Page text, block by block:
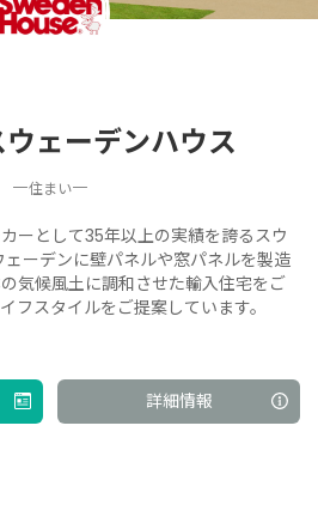
ェーデンハウス
―住まい―
ーとして35年以上の実績を誇るスウ
ーデンに壁パネルや窓パネルを製造
気候風土に調和させた輸入住宅をご
フスタイルをご提案しています。
詳細情報